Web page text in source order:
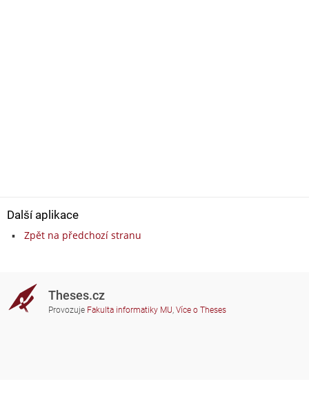
Další aplikace
Zpět na předchozí stranu
Theses.cz
Provozuje Fakulta informatiky MU, Více o Theses